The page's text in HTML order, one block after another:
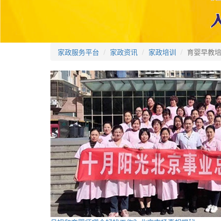
家政服务平台 家政资讯 家政培训 育婴早教